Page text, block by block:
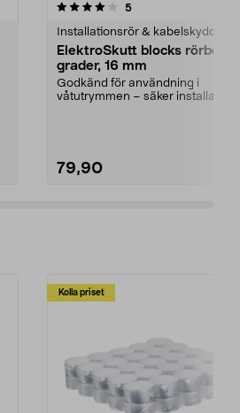
5recensioner
Installationsrör & kabelskydd
ElektroSkutt blocks rörböj 90
grader, 16 mm
Godkänd för användning i
våtutrymmen – säker installation,
79,90
4.0 av 5 stjärnor
Kolla priset